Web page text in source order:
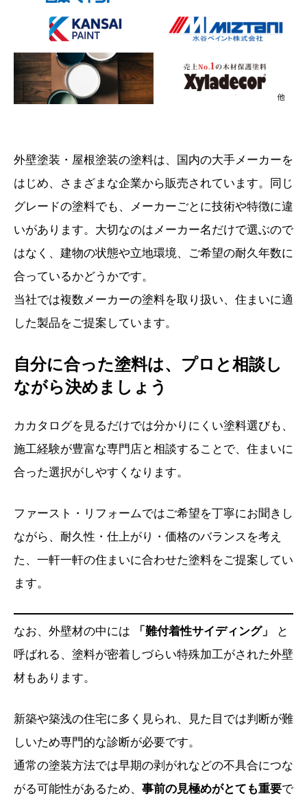
外壁塗装・屋根塗装の塗料は、国内の大手メーカーを
はじめ、さまざまな企業から販売されています。同じ
グレードの塗料でも、メーカーごとに技術や特徴に違
いがあります。大切なのはメーカー名だけで選ぶので
はなく、建物の状態や立地環境、ご希望の耐久年数に
合っているかどうかです。
当社では複数メーカーの塗料を取り扱い、住まいに適
した製品をご提案しています。
自分に合った塗料は、プロと相談し
ながら決めましょう
カカタログを見るだけでは分かりにくい塗料選びも、
施工経験が豊富な専門店と相談することで、住まいに
合った選択がしやすくなります。
ファースト・リフォームではご希望を丁寧にお聞きし
ながら、耐久性・仕上がり・価格のバランスを考え
た、一軒一軒の住まいに合わせた塗料をご提案してい
ます。
なお、外壁材の中には 「難付着性サイディング」
と
呼ばれる、塗料が密着しづらい特殊加工がされた外壁
材もあります。
新築や築浅の住宅に多く見られ、見た目では判断が難
しいため専門的な診断が必要です。
通常の塗装方法では早期の剥がれなどの不具合につな
がる可能性があるため、 事前の見極めがとても重要で